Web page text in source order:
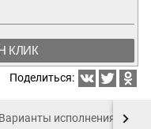
КЛИК
Поделиться:
Варианты исполнения